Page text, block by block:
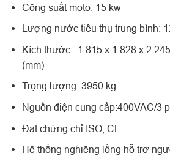
Công suất moto: 15 kw
Lượng nước tiêu thụ trung bình:
Kích thước : 1.815 x 1.828 x
(mm)
Trọng lượng: 3950 kg
Nguồn điện cung cấp:400VAC/3
Đạt chứng chỉ ISO, CE
Hệ thống nghiêng lồng hỗ trợ